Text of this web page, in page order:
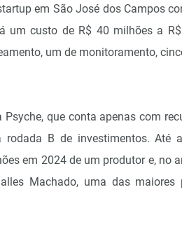
em São José dos Campos
um custo de R$ 40 milhões a
um de monitoramento,
Psyche, que conta apenas com
B de investimentos. Até
em 2024 de um produtor e, no
Machado, uma das maiores